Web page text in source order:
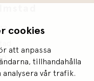
cookies
att anpassa
tillhandahålla
vår trafik.
1.se